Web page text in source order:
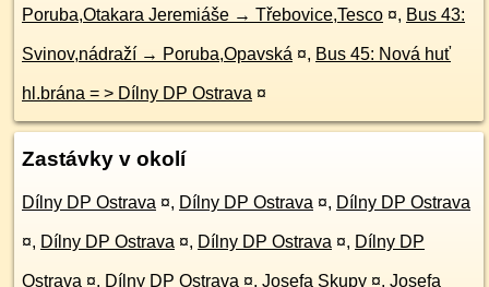
Poruba,Otakara Jeremiáše → Třebovice,Tesco ¤, Bus 43:
Svinov,nádraží → Poruba,Opavská ¤, Bus 45: Nová huť
hl.brána = > Dílny DP Ostrava ¤
Zastávky v okolí
Dílny DP Ostrava ¤, Dílny DP Ostrava ¤, Dílny DP Ostrava
¤, Dílny DP Ostrava ¤, Dílny DP Ostrava ¤, Dílny DP
Ostrava ¤, Dílny DP Ostrava ¤, Josefa Skupy ¤, Josefa